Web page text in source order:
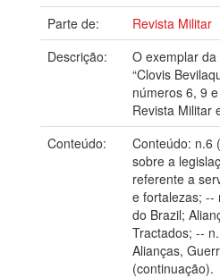
Parte de:
Revista Militar
Descrição:
O exemplar
“Clovis
números 6, 9
Revista Militar
Conteúdo:
Conteúdo: n.6
sobre a
referente a
e fortalezas; --
do Brazil;
Tractados; --
Alianças,
(continuação).